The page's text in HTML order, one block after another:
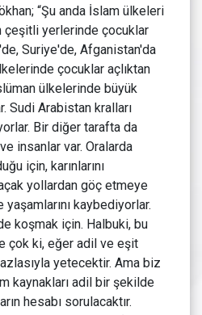
“Şu anda İslam ülkeleri
çeşitli yerlerinde çocuklar
Suriye'de, Afganistan'da
çocuklar açlıktan
ülkelerinde büyük
Sudi Arabistan kralları
Bir diğer tarafta da
insanlar var. Oralarda
için, karınlarını
yollardan göç etmeye
yaşamlarını kaybediyorlar.
koşmak için. Halbuki, bu
çok ki, eğer adil ve eşit
yetecektir. Ama biz
kaynakları adil bir şekilde
hesabı sorulacaktır.